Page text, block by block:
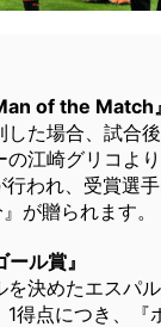
of the Match
した場合、試合
の江崎グリコよ
われ、受賞選
が贈られます。
ル賞』
を決めたエスパ
1得点につき、『